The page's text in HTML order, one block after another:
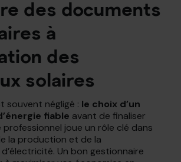
des documents
à
des
solaires
souvent négligé : le choix d’un
fiable avant de finaliser
professionnel joue un rôle clé dans
la production et de la
Un bon gestionnaire